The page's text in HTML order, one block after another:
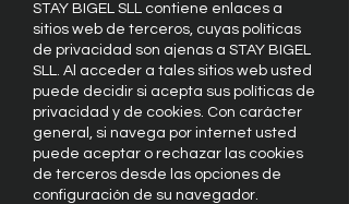
STAY BIGEL SLL contiene enlaces a
sitios web de terceros, cuyas políticas
de privacidad son ajenas a STAY BIGEL
SLL. Al acceder a tales sitios web usted
puede decidir si acepta sus políticas de
privacidad y de cookies. Con carácter
general, si navega por internet usted
puede aceptar o rechazar las cookies
de terceros desde las opciones de
configuración de su navegador.